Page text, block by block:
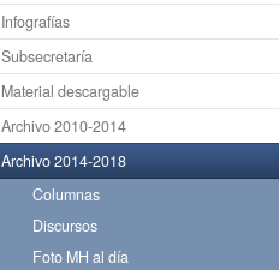
Infografías
Subsecretaría
Material descargable
Archivo 2010-2014
Archivo 2014-2018
Columnas
Discursos
Foto MH al día